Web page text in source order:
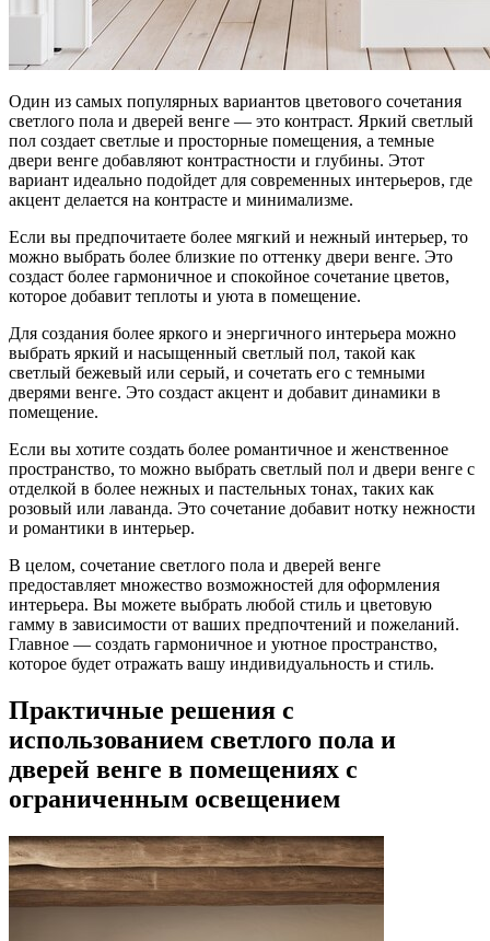
Один из самых популярных вариантов цветового сочетания
светлого пола и дверей венге — это контраст. Яркий светлый
пол создает светлые и просторные помещения, а темные
двери венге добавляют контрастности и глубины. Этот
вариант идеально подойдет для современных интерьеров, где
акцент делается на контрасте и минимализме.
Если вы предпочитаете более мягкий и нежный интерьер, то
можно выбрать более близкие по оттенку двери венге. Это
создаст более гармоничное и спокойное сочетание цветов,
которое добавит теплоты и уюта в помещение.
Для создания более яркого и энергичного интерьера можно
выбрать яркий и насыщенный светлый пол, такой как
светлый бежевый или серый, и сочетать его с темными
дверями венге. Это создаст акцент и добавит динамики в
помещение.
Если вы хотите создать более романтичное и женственное
пространство, то можно выбрать светлый пол и двери венге с
отделкой в более нежных и пастельных тонах, таких как
розовый или лаванда. Это сочетание добавит нотку нежности
и романтики в интерьер.
В целом, сочетание светлого пола и дверей венге
предоставляет множество возможностей для оформления
интерьера. Вы можете выбрать любой стиль и цветовую
гамму в зависимости от ваших предпочтений и пожеланий.
Главное — создать гармоничное и уютное пространство,
которое будет отражать вашу индивидуальность и стиль.
Практичные решения с
использованием светлого пола и
дверей венге в помещениях с
ограниченным освещением